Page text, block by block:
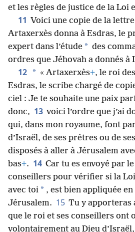
et les règles de justice de la Loi
11 Voici une copie de la
Artaxerxès donna à Esdras, le
expert dans l’étude * des
ordres que Jéhovah a donnés à
12 * « Artaxerxès+, le roi
Esdras, le scribe chargé de
ciel : Je te souhaite une paix
donc, 13 voici l’ordre que j’ai
qui, dans mon royaume, font
d’Israël, de ses prêtres ou de
disposés à aller à Jérusalem
bas+. 14 Car tu es envoyé par
conseillers pour vérifier si la
avec toi * , est bien appliquée
Jérusalem. 15 Tu y apporteras
que le roi et ses conseillers ont
volontairement au Dieu